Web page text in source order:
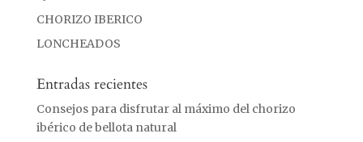
CHORIZO IBERICO
LONCHEADOS
Entradas recientes
Consejos para disfrutar al máximo del chorizo
ibérico de bellota natural